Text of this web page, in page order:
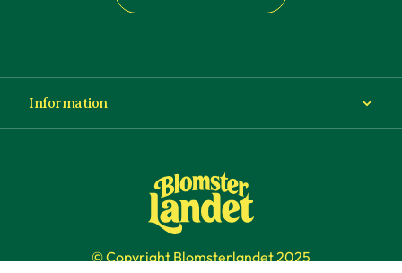
Information
Köp- och leveransvillkor
© Copyright Blomsterlandet 2025